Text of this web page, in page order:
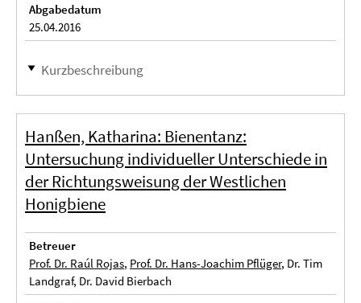
Abgabedatum
25.04.2016
Kurzbeschreibung
Hanßen, Katharina: Bienentanz:
Untersuchung individueller Unterschiede in
der Richtungsweisung der Westlichen
Honigbiene
Betreuer
Prof. Dr. Raúl Rojas, Prof. Dr. Hans-Joachim Pflüger, Dr. Tim
Landgraf, Dr. David Bierbach